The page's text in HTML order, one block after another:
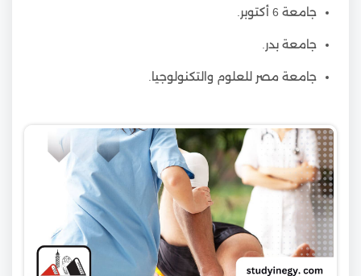
جامعة 6 أكتوبر.
جامعة بدر.
جامعة مصر للعلوم والتكنولوجيا.